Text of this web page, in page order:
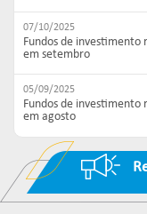
07/10/2025
Fundos de investimento
em setembro
05/09/2025
Fundos de investimento
em agosto